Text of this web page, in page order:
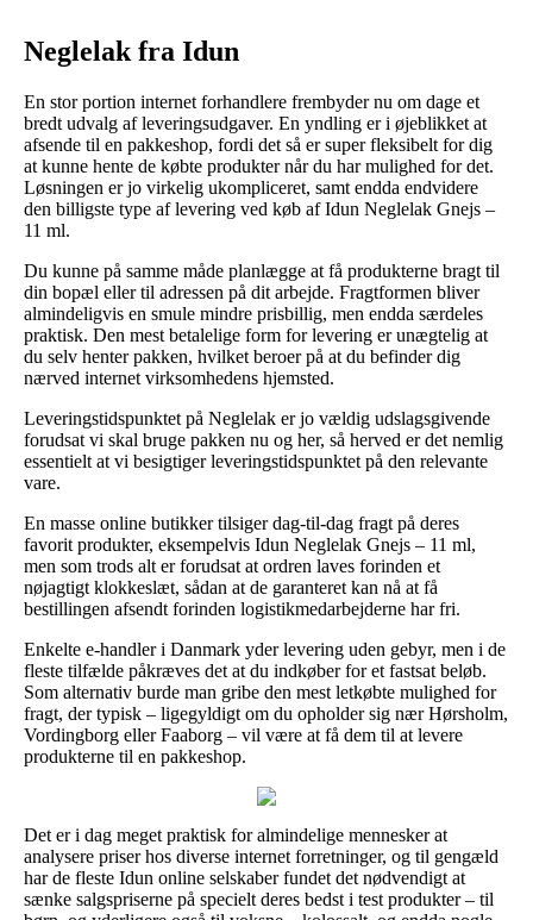
Neglelak fra Idun
En stor portion internet forhandlere frembyder nu om dage et
bredt udvalg af leveringsudgaver. En yndling er i øjeblikket at
afsende til en pakkeshop, fordi det så er super fleksibelt for dig
at kunne hente de købte produkter når du har mulighed for det.
Løsningen er jo virkelig ukompliceret, samt endda endvidere
den billigste type af levering ved køb af Idun Neglelak Gnejs –
11 ml.
Du kunne på samme måde planlægge at få produkterne bragt til
din bopæl eller til adressen på dit arbejde. Fragtformen bliver
almindeligvis en smule mindre prisbillig, men endda særdeles
praktisk. Den mest betalelige form for levering er unægtelig at
du selv henter pakken, hvilket beroer på at du befinder dig
nærved internet virksomhedens hjemsted.
Leveringstidspunktet på Neglelak er jo vældig udslagsgivende
forudsat vi skal bruge pakken nu og her, så herved er det nemlig
essentielt at vi besigtiger leveringstidspunktet på den relevante
vare.
En masse online butikker tilsiger dag-til-dag fragt på deres
favorit produkter, eksempelvis Idun Neglelak Gnejs – 11 ml,
men som trods alt er forudsat at ordren laves forinden et
nøjagtigt klokkeslæt, sådan at de garanteret kan nå at få
bestillingen afsendt forinden logistikmedarbejderne har fri.
Enkelte e-handler i Danmark yder levering uden gebyr, men i de
fleste tilfælde påkræves det at du indkøber for et fastsat beløb.
Som alternativ burde man gribe den mest letkøbte mulighed for
fragt, der typisk – ligegyldigt om du opholder sig nær Hørsholm,
Vordingborg eller Faaborg – vil være at få dem til at levere
produkterne til en pakkeshop.
Det er i dag meget praktisk for almindelige mennesker at
analysere priser hos diverse internet forretninger, og til gengæld
har de fleste Idun online selskaber fundet det nødvendigt at
sænke salgspriserne på specielt deres bedst i test produkter – til